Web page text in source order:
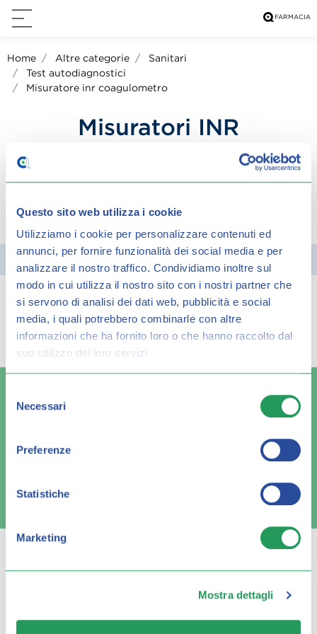
Questo sito web utilizza i cookie
Utilizziamo i cookie per personalizzare contenuti ed
annunci, per fornire funzionalità dei social media e per
analizzare il nostro traffico. Condividiamo inoltre sul
modo in cui utilizza il nostro sito con i nostri partner che
si servono di analisi dei dati web, pubblicità e social
media, i quali potrebbero combinarle con altre
informazioni che ha fornito loro o che hanno raccolto dal
suo utilizzo dei loro servizi .
delNecessari
Preferenze
Statistiche
Marketing
Mostra dettagli
Home Altre categorie
Sanitari
Test autodiagnostici
Misuratore inr coagulometro
Misuratori INR
Coagulometro
condividi su:
Filtra
Spiacenti, ma non è stato trovato alcun
risultato per:
Pagamenti sicuri